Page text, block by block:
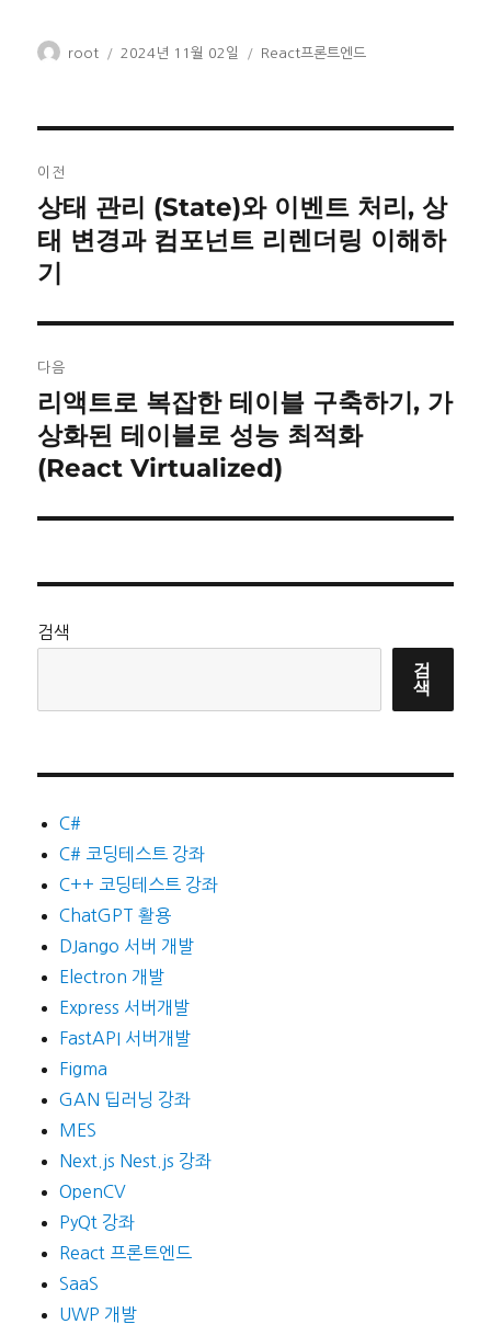
글
root
작
2024년 11월 02일
카
React프론트엔드
탐
색
이전
이
전
글:
상태 관리 (State)와 이벤트 처리, 상
태 변경과 컴포넌트 리렌더링 이해하
기
다음
다
음
글:
리액트로 복잡한 테이블 구축하기, 가
상화된 테이블로 성능 최적화
(React Virtualized)
검색
검
색
C#
C# 코딩테스트 강좌
C++ 코딩테스트 강좌
ChatGPT 활용
DJango 서버 개발
Electron 개발
Express 서버개발
FastAPI 서버개발
Figma
GAN 딥러닝 강좌
MES
Next.js Nest.js 강좌
OpenCV
PyQt 강좌
React 프론트엔드
SaaS
UWP 개발